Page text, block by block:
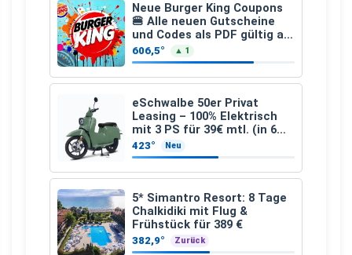
Neue Burger King Coupons
🍔 Alle neuen Gutscheine
und Codes als PDF gültig ab
25.07.2026 bis 04.09.2026
606,5° ▲ 1
eSchwalbe 50er Privat
Leasing – 100% Elektrisch
mit 3 PS für 39€ mtl. (in 6
schicken Farben LF: 0.43, 36
Monate, Bereitstellung:
159,00 €, 2.500 km/Jahr)
423° Neu
5* Simantro Resort: 8 Tage
Chalkidiki mit Flug &
Frühstück für 389 €
382,9° Zurück